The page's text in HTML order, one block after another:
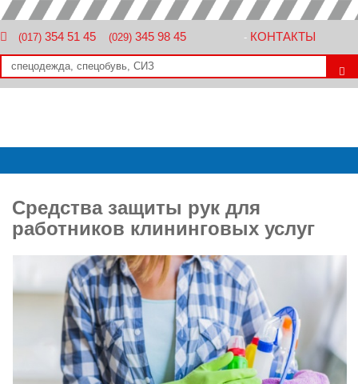
(017) 354 51 45 (029) 345 98 45 - КОНТАКТЫ
Средства защиты рук для
работников клининговых услуг